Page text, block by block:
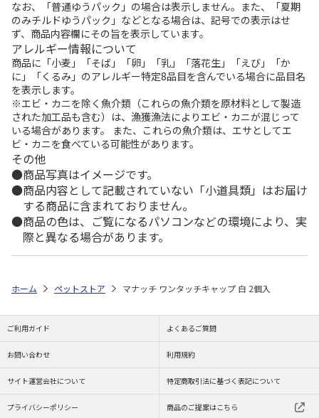
なお、「普通ゆうパック」の場合は表示しません。また、「夏期
のみチルドゆうパック」などとなる場合は、記号での表示はせ
ず、商品内容欄にその旨を表示しています。
アレルギー情報について
商品に「小麦」「そば」「卵」「乳」「落花生」「えび」「か
に」「くるみ」のアレルギー特定8品目を含んでいる場合に品目名
を表示します。
※エビ・カニを除く魚介類（これらの魚介類を原材料として製造
された加工品も含む）は、漁獲漁法によりエビ・カニが混じって
いる場合があります。 また、これらの魚介類は、エサとしてエ
ビ・カニを食べている可能性があります。
その他
商品写真はイメージです。
商品内容として記載されていない「小道具類」はお届け
する商品に含まれておりません。
商品の色は、ご覧になるパソコンなどの環境により、実
際と異なる場合があります。
ホーム ペットストア マナッチ ワンタッチキャップ 白 2個入
ご利用ガイド よくあるご質問
お問い合わせ 利用規約
サイト運営会社について 特定商取引法に基づく表記について
プライバシーポリシー 商品のご提案はこちら